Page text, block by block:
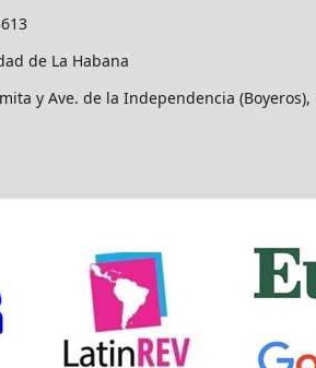
de La Habana
y Ave. de la Independencia